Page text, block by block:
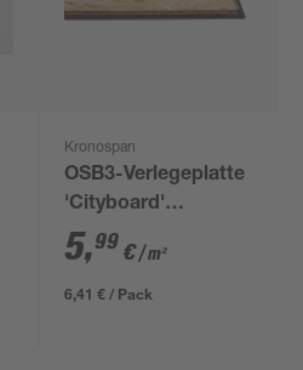
Kronospan
OSB3-Verlegeplatte
'Cityboard'
ungeschliffen 1690 x
634 x 12 mm
5,99 €/ m²
6,41 € / Pack